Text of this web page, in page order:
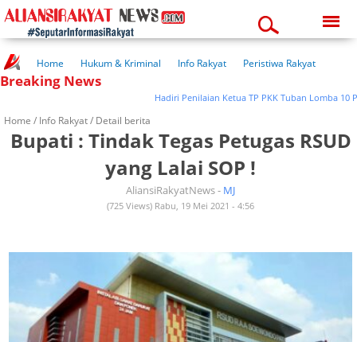
07:16:35 am
Home Hukum & Kriminal Info Rakyat
Peristiwa Rakyat
Kuliner Rakyat
Wisata Rakyat
Breaking News
Hadiri Penilaian Ketua TP PKK Tuban Lomba 10
Home / Info Rakyat/ Detail berita
Bupati : Tindak Tegas Petugas RSUD
yang Lalai SOP !
AliansiRakyatNews - MJ
(725 Views) Rabu, 19 Mei 2021 - 4:56